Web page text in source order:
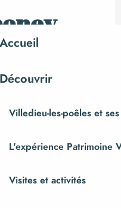
Accueil
Découvrir
Villedieu-les-poêles et
L'expérience Patrimoine
Visites et activités
Poêles, Villedieu-